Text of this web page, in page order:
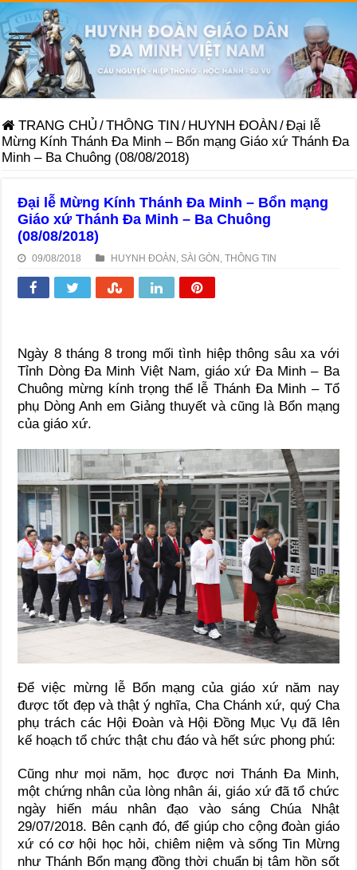
TRANG CHỦ /THÔNG TIN / HUYNH ĐOÀN /Đại lễ
Mừng Kính Thánh Đa Minh – Bổn mạng Giáo xứ Thánh Đa
Minh – Ba Chuông (08/08/2018)
Đại lễ Mừng Kính Thánh Đa Minh – Bổn mạng
Giáo xứ Thánh Đa Minh – Ba Chuông
(08/08/2018)
09/08/2018 HUYNH ĐOÀN SÀI GÒN ,THÔNG TIN
Ngày 8 tháng 8 trong mối tình hiệp thông sâu xa với
Tỉnh Dòng Đa Minh Việt Nam, giáo xứ Đa Minh – Ba
Chuông mừng kính trọng thể lễ Thánh Đa Minh – Tổ
phụ Dòng Anh em Giảng thuyết và cũng là Bổn mạng
của giáo xứ.
Để việc mừng lễ Bổn mạng của giáo xứ năm nay
được tốt đẹp và thật ý nghĩa, Cha Chánh xứ, quý Cha
phụ trách các Hội Đoàn và Hội Đồng Mục Vụ đã lên
kế hoạch tổ chức thật chu đáo và hết sức phong phú:
Cũng như mọi năm, học được nơi Thánh Đa Minh,
một chứng nhân của lòng nhân ái, giáo xứ đã tổ chức
ngày hiến máu nhân đạo vào sáng Chúa Nhật
29/07/2018. Bên cạnh đó, để giúp cho cộng đoàn giáo
xứ có cơ hội học hỏi, chiêm niệm và sống Tin Mừng
như Thánh Bổn mạng đồng thời chuẩn bị tâm hồn sốt